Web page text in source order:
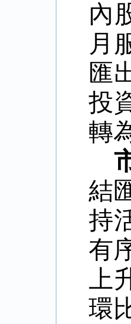
內
月
匯
投
轉
結
持
有
環